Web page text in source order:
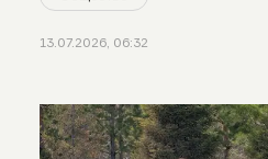
13.07.2026, 06:32